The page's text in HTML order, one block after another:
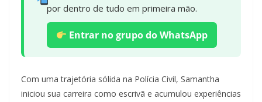
por dentro de tudo em primeira mão.
Entrar no grupo do WhatsApp
Com uma trajetória sólida na Polícia Civil, Samantha
iniciou sua carreira como escrivã e acumulou experiências